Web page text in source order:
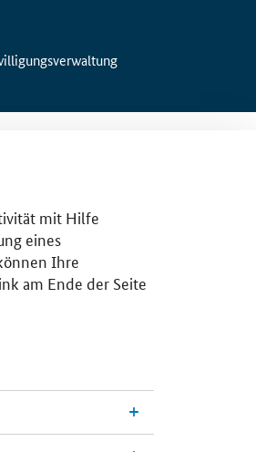
mit Hilfe
eines
Ihre
am Ende der Seite